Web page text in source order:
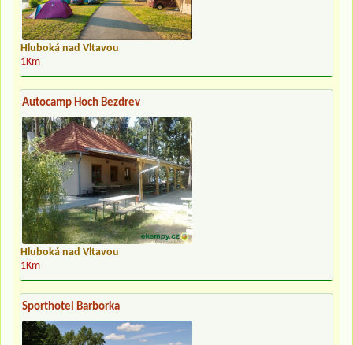
Hluboká nad Vltavou
1Km
Autocamp Hoch Bezdrev
Hluboká nad Vltavou
1Km
Sporthotel Barborka